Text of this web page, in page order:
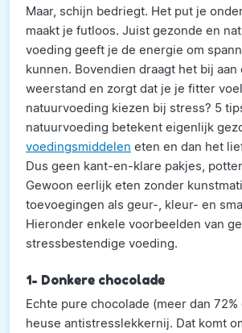
Maar, schijn bedriegt. Het put je
maakt je futloos. Juist gezonde en
voeding geeft je de energie om
kunnen. Bovendien draagt het bij aan
weerstand en zorgt dat je je fitter
natuurvoeding kiezen bij stress? 5
natuurvoeding betekent eigenlijk
voedingsmiddelen eten en dan het
Dus geen kant-en-klare pakjes,
Gewoon eerlijk eten zonder
toevoegingen als geur-, kleur- en
Hieronder enkele voorbeelden van
stressbestendige voeding.
1- Donkere chocolade
Echte pure chocolade (meer dan 72%
heuse antistresslekkernij. Dat komt